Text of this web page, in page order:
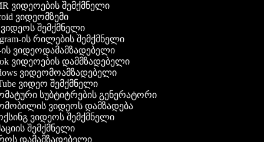
ვიდეოების შემქმნელი
ვიდეომზემი
შემქმნელი
ის რილების შემქმნელი
ვიდეოდამამზადებელი
ვიდეოების დამმზადებელი
ვიდეომოამზადებელი
ვიდეო შემქმნელი
სუბტიტრების გენერატორი
ვიდეოს დამზადება
ვიდეოს შემქმნელი
შემქმნელი
დამამზადებელი